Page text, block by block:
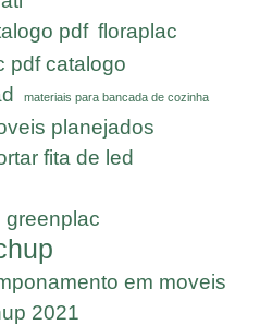
pdf floraplac
pdf catalogo
materiais para bancada de cozinha
planejados
fita de led
greenplac
em moveis
2021